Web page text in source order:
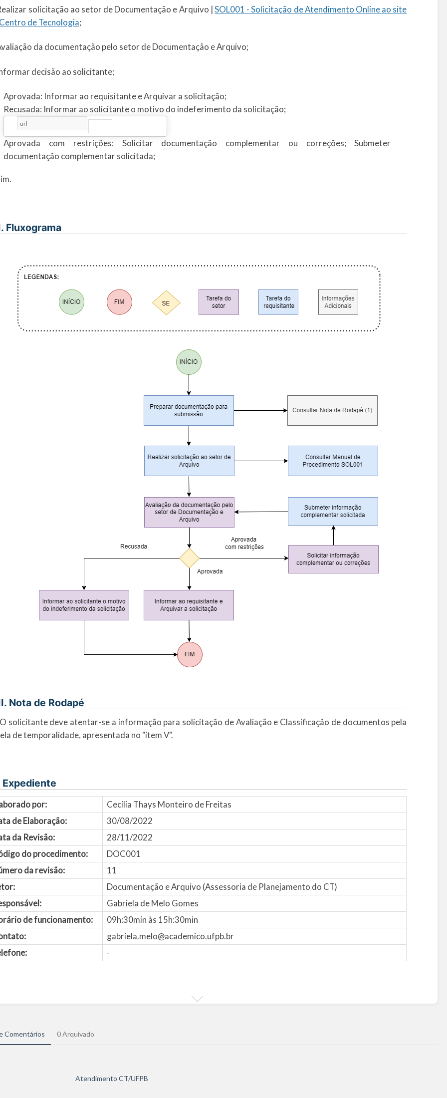
solicitação ao setor de Documentação e Arquivo |SOL001 - Solicitação de Atendimento Online ao site
de Tecnologia;
da documentação pelo setor de Documentação e Arquivo;
decisão ao solicitante;
Aprovada: Informar ao requisitante e Arquivar a solicitação;
Recusada: Informar ao solicitante o motivo do indeferimento da solicitação;
Aprovada com restrições: Solicitar documentação complementar ou correções; Submeter
documentação complementar solicitada;
Fluxograma
Nota de Rodapé
solicitante deve atentar-se a informação para solicitação de Avaliação e Classificação de documentos pela
de temporalidade, apresentada no "item V".
Expediente
por:
Cecília Thays Monteiro de Freitas
de Elaboração:
30/08/2022
da Revisão:
28/11/2022
do procedimento:
DOC001
da revisão:
11
Documentação e Arquivo (Assessoria de Planejamento do CT)
Gabriela de Melo Gomes
de funcionamento:
09h:30min às 15h:30min
gabriela.melo@academico.ufpb.br
-
Comentários 0 Arquivado
Atendimento CT/UFPB